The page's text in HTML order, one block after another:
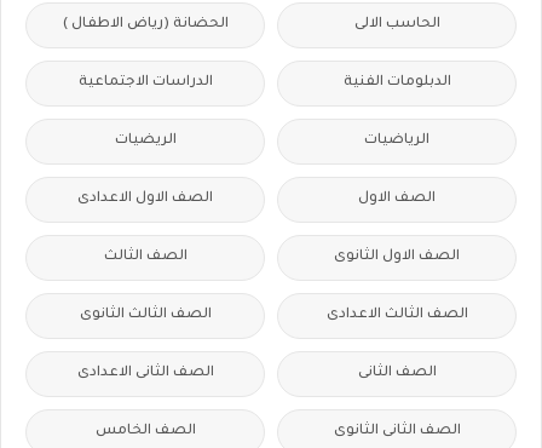
الحاسب الالى الحضانة (رياض الاطفال )
الدبلومات الفنية الدراسات الاجتماعية
الرياضيات الريضيات
الصف الاول الصف الاول الاعدادى
الصف الاول الثانوى الصف الثالث
الصف الثالث الاعدادى الصف الثالث الثانوى
الصف الثانى الصف الثانى الاعدادى
الصف الثانى الثانوى الصف الخامس